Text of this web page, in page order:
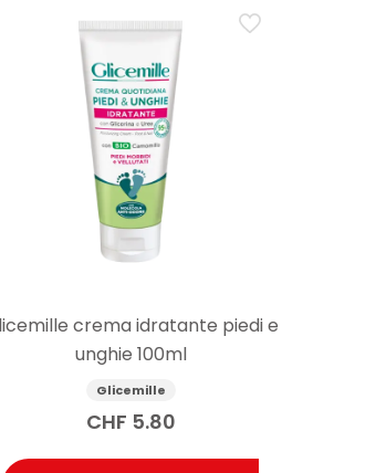
crema idratante piedi e
unghie 100ml
Glicemille
CHF 5.80